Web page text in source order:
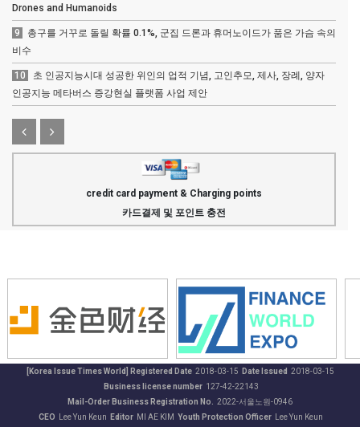
Drones and Humanoids
9
총구를 거꾸로 돌릴 확률 0.1%, 군집 드론과 휴머노이드가 품은 가슴 속의
비수
10
초 인공지능시대 성공한 위인의 업적 기념, 고인추모, 제사, 장례, 양자
인공지능 메타버스 증강현실 플랫폼 사업 제안
credit card payment & Charging points
카드결제 및 포인트 충전
[Korea Issue Times World] Registered Date2018-03-15 Date Issued 2018-03-15
Business license number127-42-22143
Mail-Order Business Registration No.
2022-서울노원-0946
CEO Lee Yun Keun Editor MI AE KIM Youth Protection Officer Lee Yun Keun